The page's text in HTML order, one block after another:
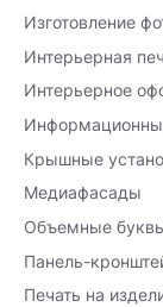
Изготовление
Интерьерная
Интерьерное
Крышные
Медиафасады
Объемные
Панель-
Печать на